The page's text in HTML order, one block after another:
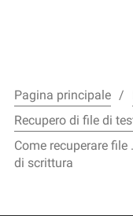
Pagina principale
Recupero di file di
Come recuperare file
di scrittura